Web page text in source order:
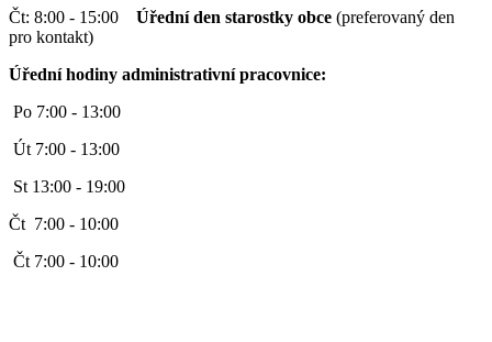
Čt: 8:00 - 15:00 Úřední den starostky obce (preferovaný den
pro kontakt)
Úřední hodiny administrativní pracovnice:
Po 7:00 - 13:00
Út 7:00 - 13:00
St 13:00 - 19:00
Čt 7:00 - 10:00
Čt 7:00 - 10:00